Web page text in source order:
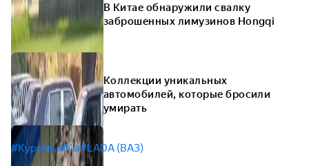
В Китае обнаружили свалку
заброшенных лимузинов Hongqi
Коллекции уникальных
автомобилей, которые бросили
умирать
#Курьёзы#Kia#LADA (ВАЗ)